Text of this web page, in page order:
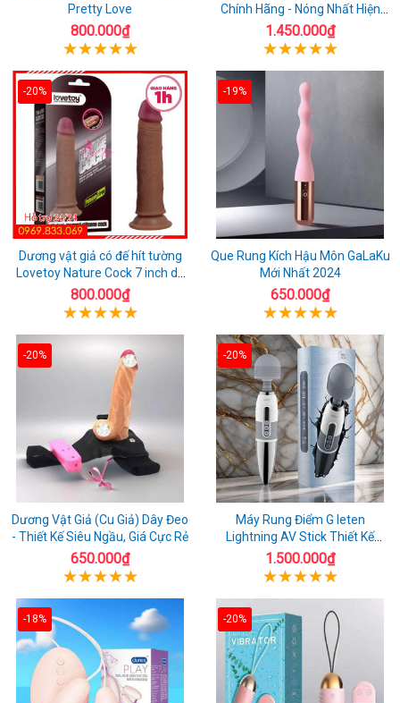
Pretty Love
800.000₫
Chính Hãng - Nóng Nhất Hiện
Nay
1.450.000₫
-20%
Dương vật giả có đế hít tường
Lovetoy Nature Cock 7 inch da
đen
800.000₫
-19%
Que Rung Kích Hậu Môn GaLaKu
Mới Nhất 2024
650.000₫
-20%
Dương Vật Giả (Cu Giả) Dây Đeo
- Thiết Kế Siêu Ngầu, Giá Cực Rẻ
650.000₫
-20%
Máy Rung Điểm G leten
Lightning AV Stick Thiết Kế
Thông Minh
1.500.000₫
-18% -20%